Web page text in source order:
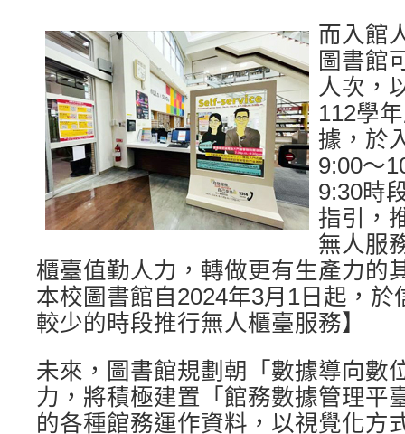
而入館
圖書館
人次，
112學
據，於
9:00～
9:30時
指引，
無人服
櫃臺值勤人力，轉做更有生產力的
本校圖書館自2024年3月1日起，於
較少的時段推行無人櫃臺服務】
未來，圖書館規劃朝「數據導向數
力，將積極建置「館務數據管理平
的各種館務運作資料，以視覺化方